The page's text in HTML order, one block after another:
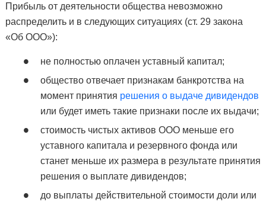
Прибыль от деятельности общества невозможно
распределить и в следующих ситуациях (ст. 29 закона
«Об ООО»):
не полностью оплачен уставный капитал;
общество отвечает признакам банкротства на
момент принятия решения о выдаче дивидендов
или будет иметь такие признаки после их выдачи;
стоимость чистых активов ООО меньше его
уставного капитала и резервного фонда или
станет меньше их размера в результате принятия
решения о выплате дивидендов;
до выплаты действительной стоимости доли или